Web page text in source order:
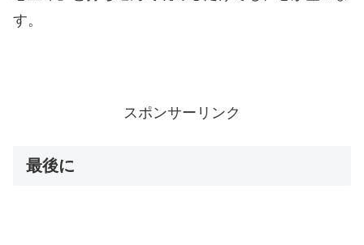
す。
スポンサーリンク
最後に